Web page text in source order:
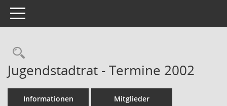
Toggle navigation
Rechercheauswahl
Jugendstadtrat - Termine 2002
Informationen Mitglieder